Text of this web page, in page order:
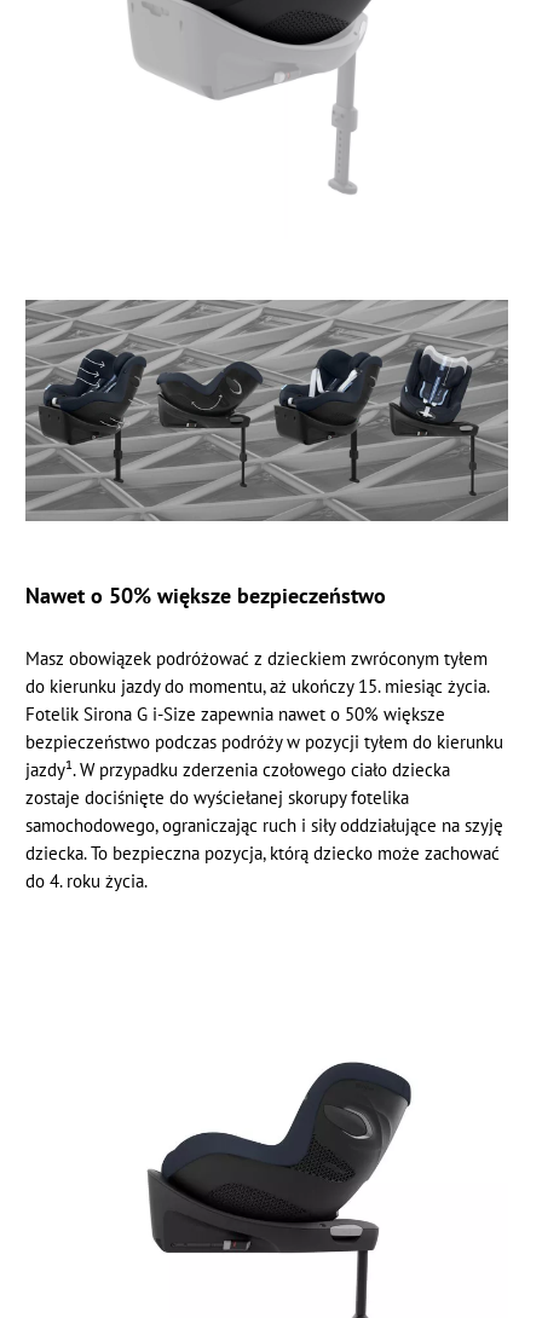
Nawet o 50% większe bezpieczeństwo
Masz obowiązek podróżować z dzieckiem zwróconym tyłem
do kierunku jazdy do momentu, aż ukończy 15. miesiąc życia.
Fotelik Sirona G i-Size zapewnia nawet o 50% większe
bezpieczeństwo podczas podróży w pozycji tyłem do kierunku
jazdy¹. W przypadku zderzenia czołowego ciało dziecka
zostaje dociśnięte do wyściełanej skorupy fotelika
samochodowego, ograniczając ruch i siły oddziałujące na szyję
dziecka. To bezpieczna pozycja, którą dziecko może zachować
do 4. roku życia.